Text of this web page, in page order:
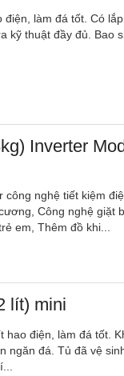
làm đá tốt. Có
kỹ thuật đầy đủ. Bao
Inverter
công nghệ tiết kiệm
Công nghệ giặt
em, Thêm đồ khi...
lít) mini
hao điện, làm đá tốt.
ngăn đá. Tủ đã vệ